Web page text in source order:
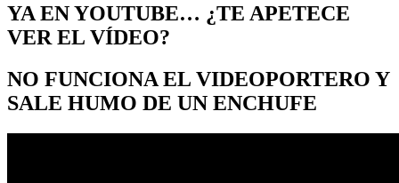
YA EN YOUTUBE… ¿TE APETECE
VER EL VÍDEO?
NO FUNCIONA EL VIDEOPORTERO Y
SALE HUMO DE UN ENCHUFE